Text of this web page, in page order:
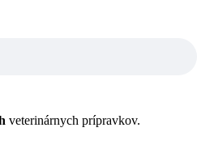
veterinárnych prípravkov.